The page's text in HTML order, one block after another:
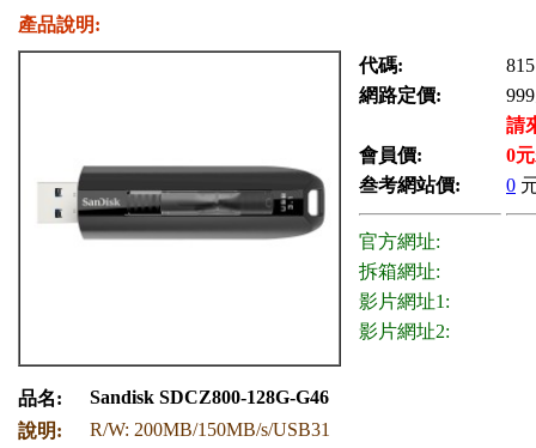
產品說明:
代碼:
網路定價:
999
請
會員價:
0
叁考網站價:
0
官方網址:
拆箱網址:
影片網址1:
影片網址2:
品名:
Sandisk SDCZ800-128G-G46
說明:
R/W: 200MB/150MB/s/USB31